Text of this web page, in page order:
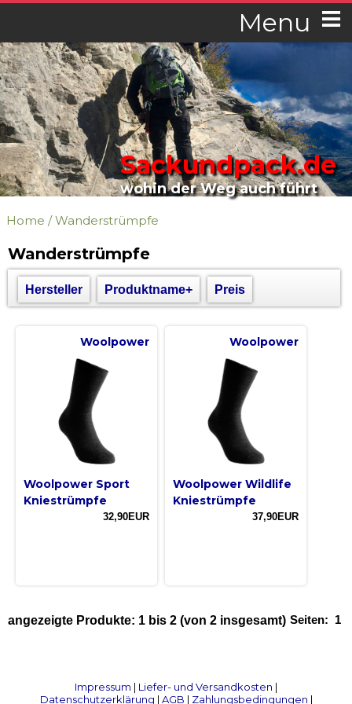
Menu
Sackundpack.de
wohin der Weg auch führt
Home /Wanderstrümpfe
Wanderstrümpfe
Hersteller Produktname+ Preis
Woolpower
Woolpower Sport
Kniestrümpfe
32,90EUR
Woolpower
Woolpower Wildlife
Kniestrümpfe
37,90EUR
Seiten: 1
angezeigte Produkte: 1 bis 2 (von 2 insgesamt)
Impressum | Liefer- und Versandkosten |
Datenschutzerklärung | AGB | Zahlungsbedingungen |